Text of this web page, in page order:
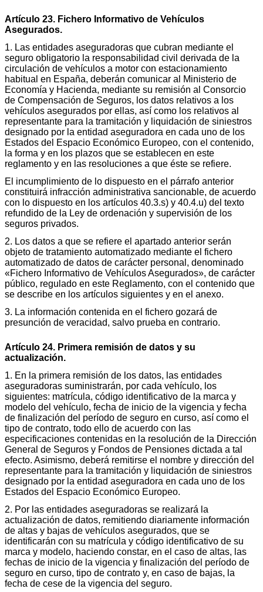
Artículo 23. Fichero Informativo de Vehículos
Asegurados.
1. Las entidades aseguradoras que cubran mediante el
seguro obligatorio la responsabilidad civil derivada de la
circulación de vehículos a motor con estacionamiento
habitual en España, deberán comunicar al Ministerio de
Economía y Hacienda, mediante su remisión al Consorcio
de Compensación de Seguros, los datos relativos a los
vehículos asegurados por ellas, así como los relativos al
representante para la tramitación y liquidación de siniestros
designado por la entidad aseguradora en cada uno de los
Estados del Espacio Económico Europeo, con el contenido,
la forma y en los plazos que se establecen en este
reglamento y en las resoluciones a que éste se refiere.
El incumplimiento de lo dispuesto en el párrafo anterior
constituirá infracción administrativa sancionable, de acuerdo
con lo dispuesto en los artículos 40.3.s) y 40.4.u) del texto
refundido de la Ley de ordenación y supervisión de los
seguros privados.
2. Los datos a que se refiere el apartado anterior serán
objeto de tratamiento automatizado mediante el fichero
automatizado de datos de carácter personal, denominado
«Fichero Informativo de Vehículos Asegurados», de carácter
público, regulado en este Reglamento, con el contenido que
se describe en los artículos siguientes y en el anexo.
3. La información contenida en el fichero gozará de
presunción de veracidad, salvo prueba en contrario.
Artículo 24. Primera remisión de datos y su
actualización.
1. En la primera remisión de los datos, las entidades
aseguradoras suministrarán, por cada vehículo, los
siguientes: matrícula, código identificativo de la marca y
modelo del vehículo, fecha de inicio de la vigencia y fecha
de finalización del período de seguro en curso, así como el
tipo de contrato, todo ello de acuerdo con las
especificaciones contenidas en la resolución de la Dirección
General de Seguros y Fondos de Pensiones dictada a tal
efecto. Asimismo, deberá remitirse el nombre y dirección del
representante para la tramitación y liquidación de siniestros
designado por la entidad aseguradora en cada uno de los
Estados del Espacio Económico Europeo.
2. Por las entidades aseguradoras se realizará la
actualización de datos, remitiendo diariamente información
de altas y bajas de vehículos asegurados, que se
identificarán con su matrícula y código identificativo de su
marca y modelo, haciendo constar, en el caso de altas, las
fechas de inicio de la vigencia y finalización del período de
seguro en curso, tipo de contrato y, en caso de bajas, la
fecha de cese de la vigencia del seguro.